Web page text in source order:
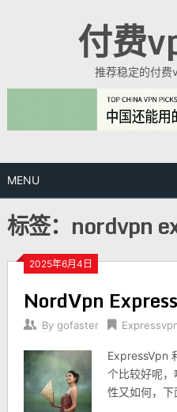
付费
推荐稳定的付费
MENU
标签：nordvpn
2025年6月4日
NordVpn
By gofaster
ExpressVpn
个比较好呢
性又如何，下